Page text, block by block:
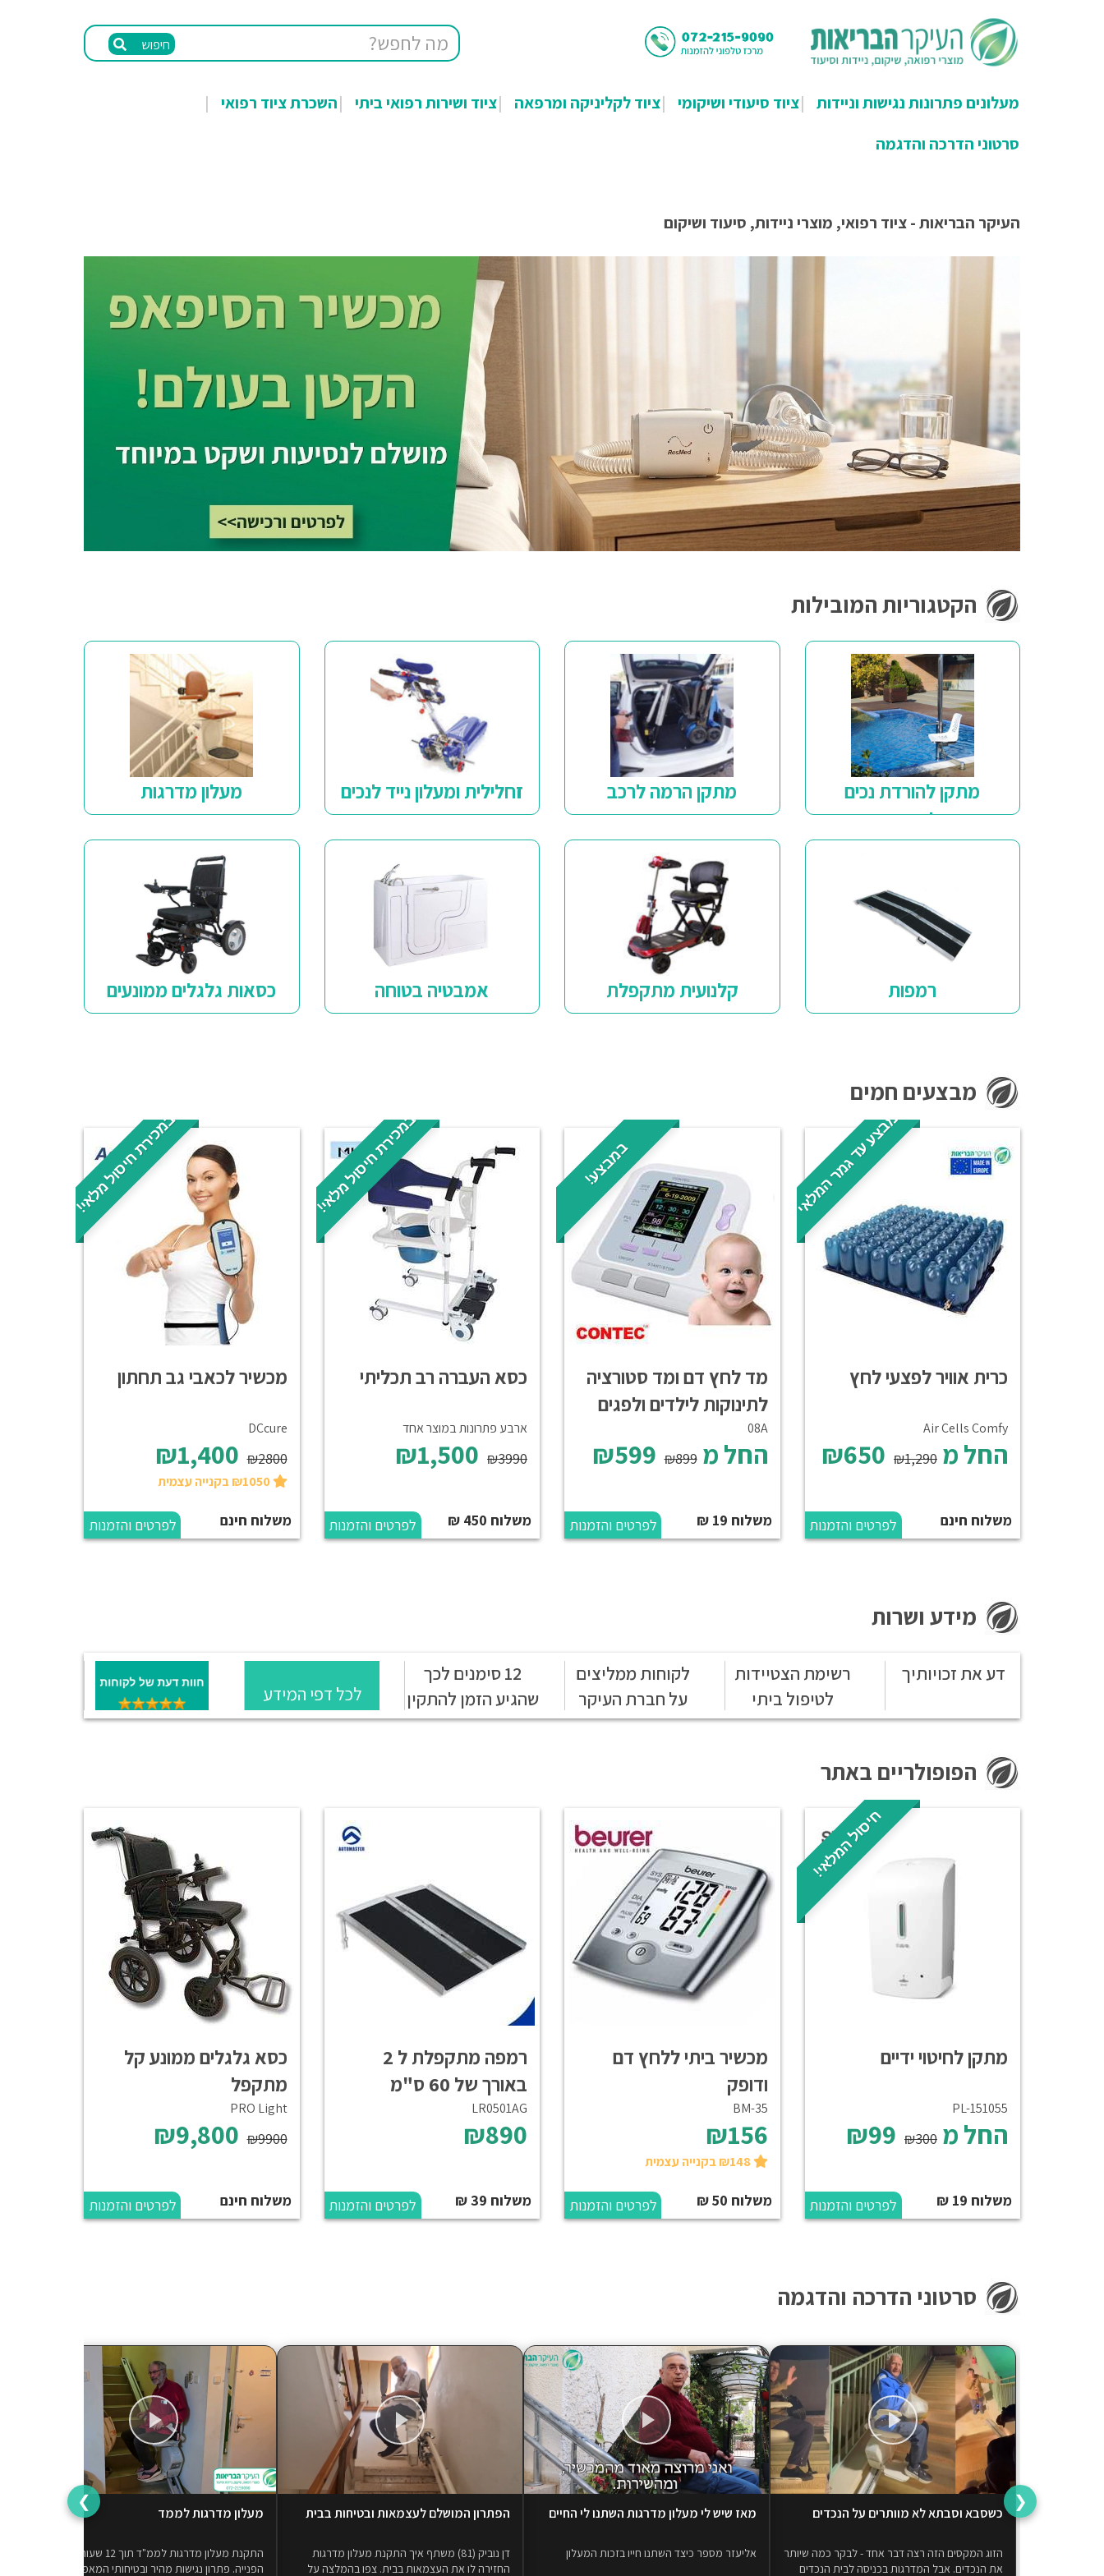
חיפוש
מעלונים פתרונות נגישות וניידות ציוד סיעודי ושיקומי ציוד לקליניקה ומרפאה ציוד ושירות רפואי ביתי
השכרת ציוד רפואי
סרטוני הדרכה והדגמה
העיקר הבריאות - ציוד רפואי, מוצרי ניידות, סיעוד ושיקום
הקטגוריות המובילות
מעלון מדרגות זחלילית ומעלון נייד לנכים מתקן הרמה לרכב
מתקן להורדת נכים
לבריכה
כסאות גלגלים ממונעים אמבטיה בטוחה קלנועית מתקפלת רמפות
מבצעים חמים
מבצע עד גמר המלאי
כרית אוויר לפצעי לחץ
Air Cells Comfy
החל מ ₪1,290
משלוח חינם לפרטים והזמנות
במבצע!
מד לחץ דם ומד סטורציה
לתינוקות לילדים ולפגים
08A
החל מ₪599
₪899
משלוח 19 ₪ לפרטים והזמנות
במכירת חיסול מלאי!
כסא העברה רב תכליתי
ארבע פתרונות במוצר אחד
₪1,500 ₪3990
משלוח 450 ₪ לפרטים והזמנות
במכירת חיסול מלאי!
מכשיר לכאבי גב תחתון
DCcure
₪1,400 ₪2800
₪1050 בקנייה עצמית
משלוח חינם לפרטים והזמנות
מידע ושרות
לכל דפי המידע
12 סימנים לכך
שהגיע הזמן להתקין
מעלון מדרגות ביתי
לקוחות ממליצים
על חברת העיקר
הבריאות
רשימת הצטיידות
לטיפול ביתי
דע את זכויותיך
הפופולריים באתר
חיסול המלאי!
מתקן לחיטוי ידיים
PL-151055
החל מ ₪300
משלוח 19 ₪ לפרטים והזמנות
מכשיר ביתי ללחץ דם
ודופק
BM-35
₪156
₪148 בקנייה עצמית
משלוח 50 ₪ לפרטים והזמנות
רמפה מתקפלת ל 2
באורך של 60 ס"מ
LR0501AG
₪890
משלוח 39 ₪ לפרטים והזמנות
כסא גלגלים ממונע קל
מתקפל
PRO Light
₪9,800 ₪9900
משלוח חינם לפרטים והזמנות
סרטוני הדרכה והדגמה
❯ ❮
כשסבא וסבתא לא מוותרים על הנכדים
הזוג המקסים הזה רצה דבר אחד - לבקר כמה שיותר
את הנכדים. אבל המדרגות בכניסה לבית הנכדים
מאז שיש לי מעלון מדרגות השתנו לי החיים
אליעזר מספר כיצד השתנו חייו בזכות המעלון
הפתרון המושלם לעצמאות ובטיחות בבית
דן נוביק (81) משתף איך התקנת מעלון מדרגות
החזירה לו את העצמאות בבית. צפו בהמלצה על
מעלון מדרגות לממד
התקנת מעלון מדרגות לממ"ד תוך 12 שעות מרגע
הפנייה. פתרון נגישות מהיר ובטיחותי המאפשר